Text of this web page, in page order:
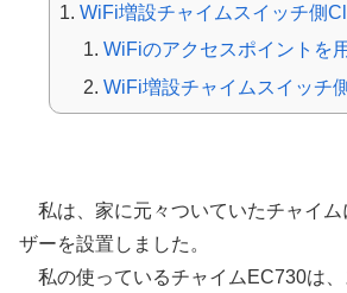
WiFi増設チャイムスイッチ側
WiFiのアクセスポイントを
WiFi増設チャイムスイッチ
私は、家に元々ついていたチャイム
ザーを設置しました。
私の使っているチャイムEC730は、